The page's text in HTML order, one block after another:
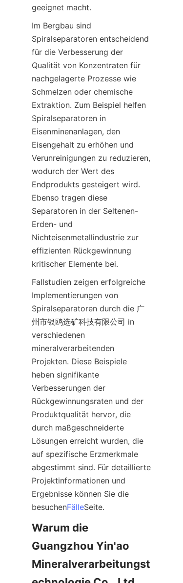
geeignet macht.
Im Bergbau sind
Spiralseparatoren entscheidend
für die Verbesserung der
Qualität von Konzentraten für
nachgelagerte Prozesse wie
Schmelzen oder chemische
Extraktion. Zum Beispiel helfen
Spiralseparatoren in
Eisenminenanlagen, den
Eisengehalt zu erhöhen und
Verunreinigungen zu reduzieren,
wodurch der Wert des
Endprodukts gesteigert wird.
Ebenso tragen diese
Separatoren in der Seltenen-
Erden- und
Nichteisenmetallindustrie zur
effizienten Rückgewinnung
kritischer Elemente bei.
Fallstudien zeigen erfolgreiche
Implementierungen von
Spiralseparatoren durch die 广
州市银鸥选矿科技有限公司 in
verschiedenen
mineralverarbeitenden
Projekten. Diese Beispiele
heben signifikante
Verbesserungen der
Rückgewinnungsraten und der
Produktqualität hervor, die
durch maßgeschneiderte
Lösungen erreicht wurden, die
auf spezifische Erzmerkmale
abgestimmt sind. Für detaillierte
Projektinformationen und
Ergebnisse können Sie die
besuchenFälleSeite.
Warum die
Guangzhou Yin'ao
Mineralverarbeitungst